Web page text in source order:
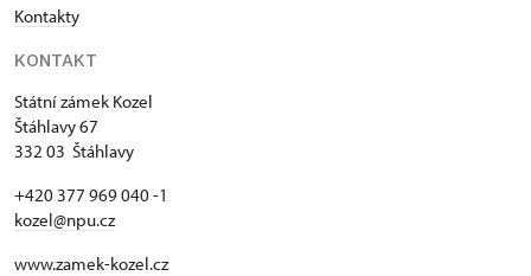
Kontakty
KONTAKT
Státní zámek Kozel
Štáhlavy 67
332 03 Štáhlavy
+420 377 969 040 -1
kozel@npu.cz
www.zamek-kozel.cz